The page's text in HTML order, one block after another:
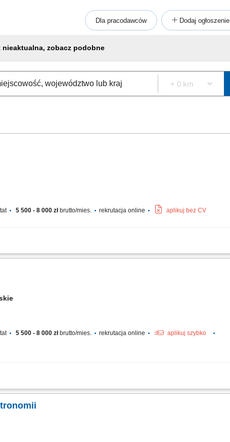
Dla pracodawców Dodaj ogłoszenie
nieaktualna, zobacz podobne
5 500 - 8 000 złbrutto/mies. rekrutacja online aplikuj bez CV
i higieny w miejscu pracy, zmywanie naczyń.
5 500 - 8 000 złbrutto/mies. rekrutacja online
aplikuj szybko
HACCP; dbanie o czystość i higienę pracy; zmywanie naczyń;